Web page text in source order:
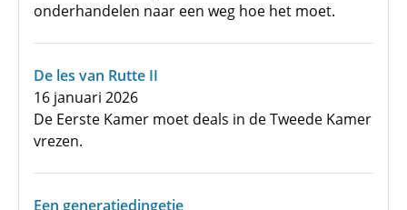
onderhandelen naar een weg hoe het moet.
De les van Rutte II
16 januari 2026
De Eerste Kamer moet deals in de Tweede Kamer
vrezen.
Een generatiedingetje